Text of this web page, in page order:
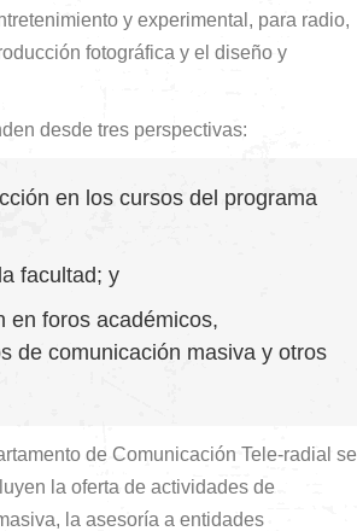
y experimental, para radio,
fotográfica y el diseño y
desde tres perspectivas:
en los cursos del programa
facultad; y
en foros académicos,
de comunicación masiva y otros
de Comunicación Tele-radial se
la oferta de actividades de
la asesoría a entidades